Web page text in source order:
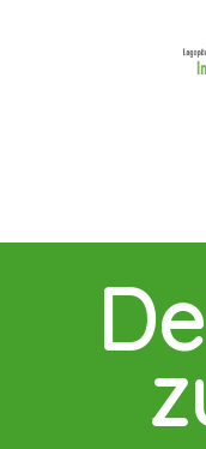
DER
ÜBER